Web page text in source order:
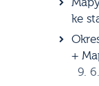
ke
+
9.